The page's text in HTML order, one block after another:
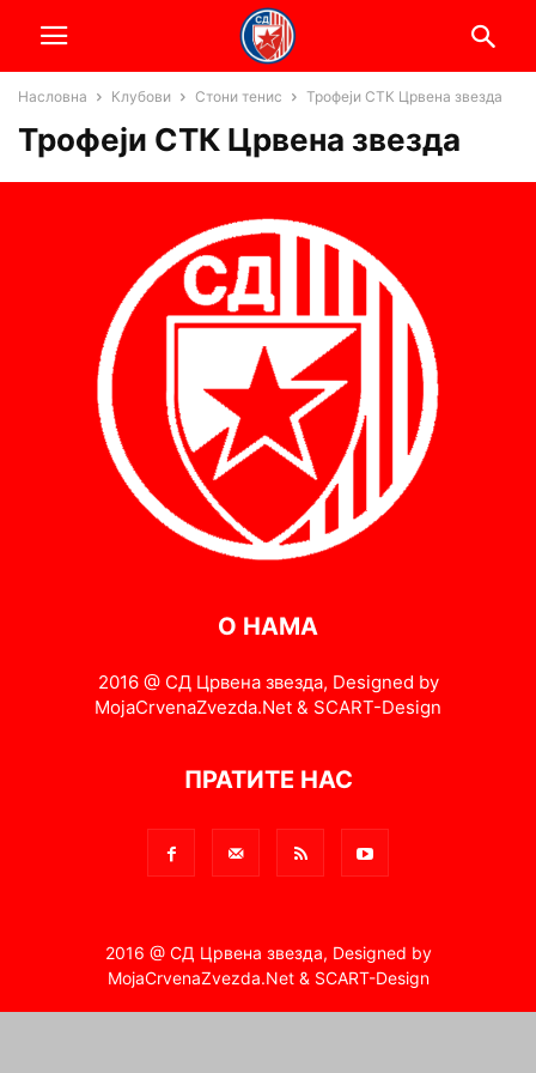
Насловна Клубови Стони тенис Трофеји СТК Црвена звезда
Трофеји СТК Црвена звезда
О НАМА
2016 @ СД Црвена звезда, Designed by
MojaCrvenaZvezda.Net & SCART-Design
ПРАТИТЕ НАС
2016 @ СД Црвена звезда, Designed by
MojaCrvenaZvezda.Net & SCART-Design